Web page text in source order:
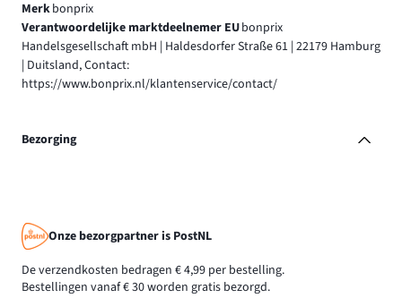
Merkbonprix
Verantwoordelijke marktdeelnemer EUbonprix
Handelsgesellschaft mbH | Haldesdorfer Straße 61 | 22179 Hamburg
| Duitsland, Contact:
https://www.bonprix.nl/klantenservice/contact/
Bezorging
Onze bezorgpartner is PostNL
De verzendkosten bedragen € 4,99 per bestelling.
Bestellingen vanaf € 30 worden gratis bezorgd.